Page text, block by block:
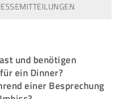
und benötigen
ein Dinner?
einer Besprechung